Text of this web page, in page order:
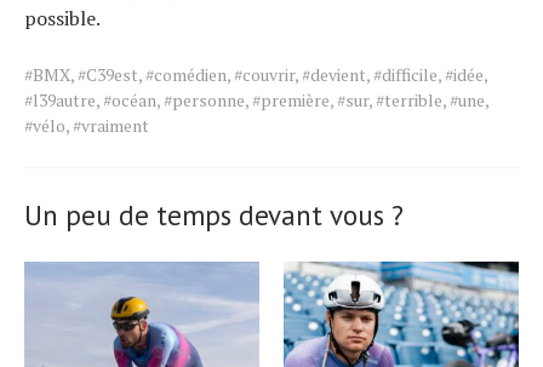
possible.
Tags
for
the
#BMX,#C39est,#comédien,#couvrir,#devient,#difficile,#idée,
#l39autre,#océan,#personne,#première,#sur,#terrible,#une,
#vélo,#vraiment
Un peu de temps devant vous ?